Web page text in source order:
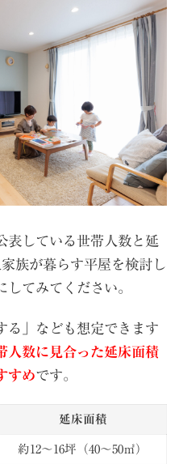
表している世帯人数と延
族が暮らす平屋を検討し
てみてください。
る」なども想定できます
人数に見合った延床面積
すめです。
延床面積
約12〜16坪（40〜50㎡）